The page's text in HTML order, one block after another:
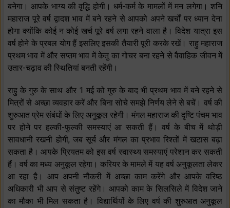
बनेगा। आपके भाग्य की वृद्धि होगी। धर्म-कर्म के मामलों में मन लगेगा। शनि
महाराज पूरे वर्ष द्वादश भाव में बने रहने से आपको अपने खर्चों पर ध्यान देना
होगा क्योंकि कोई न कोई खर्च पूरे वर्ष लगा रहने वाला है। विदेश यात्रा इस
वर्ष होने के प्रबल योग हैं इसलिए इसकी तैयारी पूरी करके रखें। राहु महाराज
प्रथम भाव में और सप्तम भाव में केतु का गोचर बना रहने से वैवाहिक जीवन में
उतार-चढ़ाव की स्थितियां बनती रहेंगी।
राहु के गुरु के साथ और 1 मई को गुरु के बाद भी प्रथम भाव में बने रहने से
मित्रों से अच्छा व्यवहार करें और बिना सोचे समझे निर्णय लेने से बचें। वर्ष की
शुरुआत प्रेम संबंधों के लिए अनुकूल रहेगी। मंगल महाराज की दृष्टि पंचम भाव
पर होने पर हल्की-फुल्की समस्याएं आ सकती हैं। वर्ष के बीच में थोड़ी
सावधानी रखनी होगी, जब सूर्य और मंगल का प्रभाव रिश्तों में खटास बढ़ा
सकता है। आपके प्रियतम को इस वर्ष स्वास्थ्य समस्याएं परेशान कर सकती
हैं। वर्ष का मध्य अनुकूल रहेगा। करियर के मामले में यह वर्ष अनुकूलता लेकर
आ रहा है। आप अपनी नौकरी में अच्छा काम करेंगे और आपके वरिष्ठ
अधिकारी भी आप से संतुष्ट रहेंगे। आपको काम के सिलसिले में विदेश जाने
का मौका भी मिल सकता है। विद्यार्थियों के लिए वर्ष की शुरुआत अनुकूल